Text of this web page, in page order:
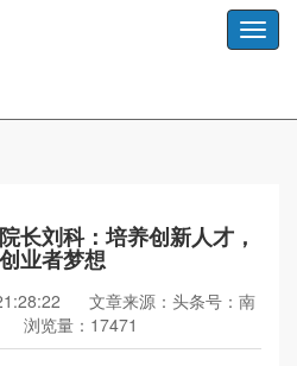
Toggle
长刘科：培养创新人才，
业者梦想
文章来源：头条号：南
浏览量：17471